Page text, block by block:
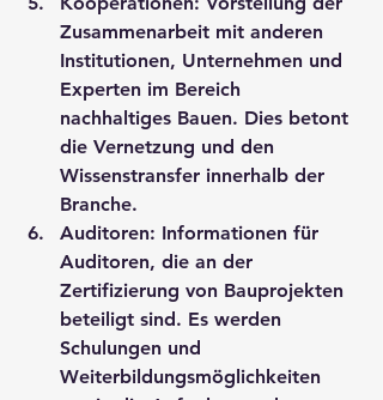
Zusammenarbeit mit anderen
Institutionen, Unternehmen und
Experten im Bereich
nachhaltiges Bauen. Dies betont
die Vernetzung und den
Wissenstransfer innerhalb der
Branche.
Auditoren: Informationen für
Auditoren, die an der
Zertifizierung von Bauprojekten
beteiligt sind. Es werden
Schulungen und
Weiterbildungsmöglichkeiten